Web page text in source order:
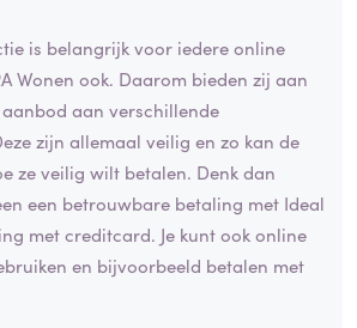
is belangrijk voor iedere online
Wonen ook. Daarom bieden zij aan
aan verschillende
zijn allemaal veilig en zo kan de
ze veilig wilt betalen. Denk dan
een betrouwbare betaling met Ideal
met creditcard. Je kunt ook online
en bijvoorbeeld betalen met